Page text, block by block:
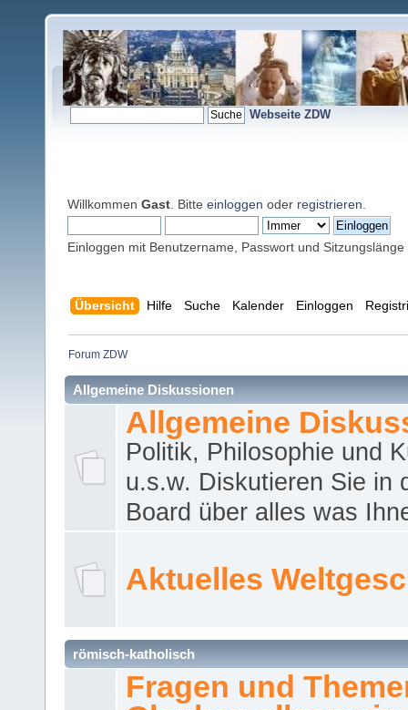
Webseite ZDW
Willkommen Gast . Bitte einloggen oder registrieren
Einloggen mit Benutzername, Passwort und Sitzungslänge
Übersicht Hilfe Suche Kalender Einloggen
Forum ZDW
Allgemeine Diskussionen
Allgemeine
Politik, Philosophie und
u.s.w. Diskutieren Sie in
Board über alles was
Aktuelles
römisch-katholisch
Fragen und